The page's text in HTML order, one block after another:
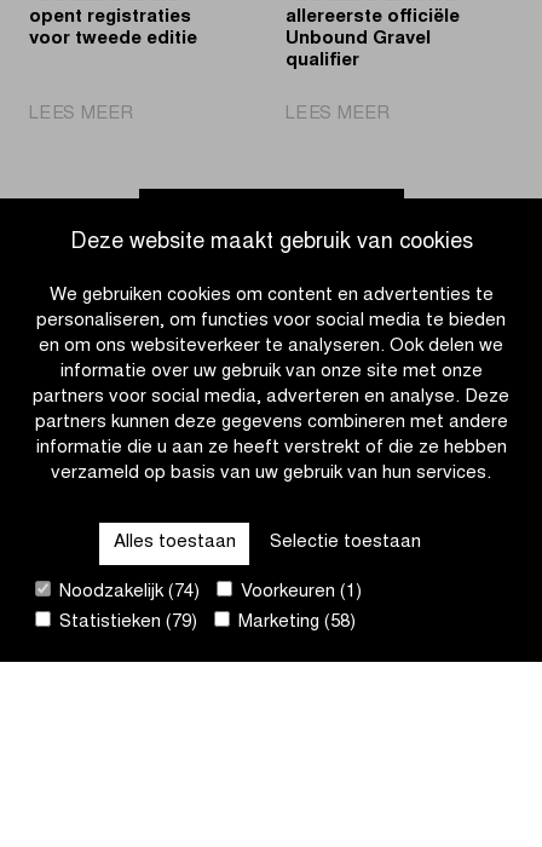
Deze website maakt gebruik van cookies
We gebruiken cookies om content en advertenties te
personaliseren, om functies voor social media te bieden
en om ons websiteverkeer te analyseren. Ook delen we
informatie over uw gebruik van onze site met onze
partners voor social media, adverteren en analyse. Deze
partners kunnen deze gegevens combineren met andere
informatie die u aan ze heeft verstrekt of die ze hebben
verzameld op basis van uw gebruik van hun services.
Alles toestaan Selectie toestaan
Noodzakelijk (74)
Voorkeuren (1)
Statistieken (79)
Marketing (58)
opent registraties
voor tweede editie
LEES MEER
opent
voor
editie
allereerste officiële
Unbound Gravel
qualifier
LEES MEER
is
officiële
Gravel
qualifier
Ga naar nieuwsoverzicht
CATEGORIEËN